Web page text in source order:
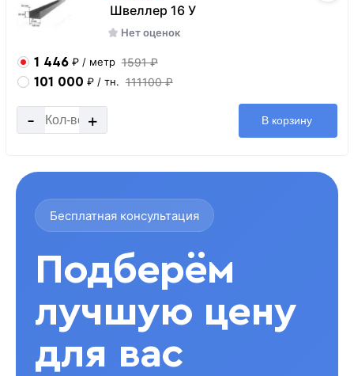
Швеллер 16 У
Нет оценок
1 446 ₽ / метр 1591 ₽
101 000 ₽ / тн. 111100 ₽
- + В корзину
Бесплатная консультация
Подберём
лучшую цену
для вас